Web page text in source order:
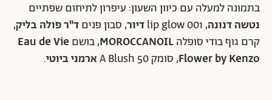
בתמונה למעלה עם כיוון השעון: עיפרון לתיחום שפתיים
נטשה דנונה,
lip glow 001דיור, סבון פניםד"רפולה בליק,
קרם גוף בודי סופלהMOROCCANOIL
,בושםEau de Vie
Flower by Kenzo, סומק A Blush 50 ארמני ביוטי.